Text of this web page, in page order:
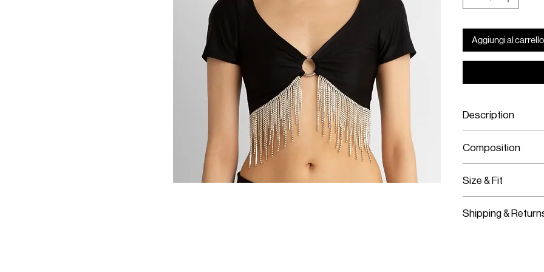
Aggiungi al carrello
Description
Stretch Material
Brass Hardware
Crystal Chain
Composition
Brass Hardware
Crystal Chain
Size & Fit
Stretch Material
Shipping &